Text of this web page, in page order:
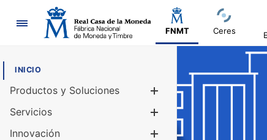
Navegación
FNMT Ceres
INICIO
Productos y Soluciones
Mostrar/
Servicios
Innovación